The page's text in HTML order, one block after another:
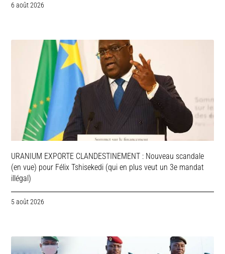
6 août 2026
URANIUM EXPORTE CLANDESTINEMENT : Nouveau scandale
(en vue) pour Félix Tshisekedi (qui en plus veut un 3e mandat
illégal)
5 août 2026